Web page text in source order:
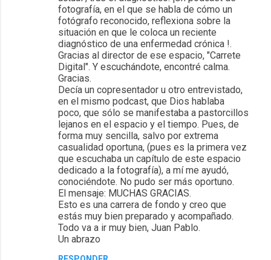
fotografía, en el que se habla de cómo un
fotógrafo reconocido, reflexiona sobre la
situación en que le coloca un reciente
diagnóstico de una enfermedad crónica !.
Gracias al director de ese espacio, "Carrete
Digital". Y escuchándote, encontré calma.
Gracias.
Decía un copresentador u otro entrevistado,
en el mismo podcast, que Dios hablaba
poco, que sólo se manifestaba a pastorcillos
lejanos en el espacio y el tiempo. Pues, de
forma muy sencilla, salvo por extrema
casualidad oportuna, (pues es la primera vez
que escuchaba un capítulo de este espacio
dedicado a la fotografía), a mí me ayudó,
conociéndote. No pudo ser más oportuno.
El mensaje: MUCHAS GRACIAS.
Esto es una carrera de fondo y creo que
estás muy bien preparado y acompañado.
Todo va a ir muy bien, Juan Pablo.
Un abrazo